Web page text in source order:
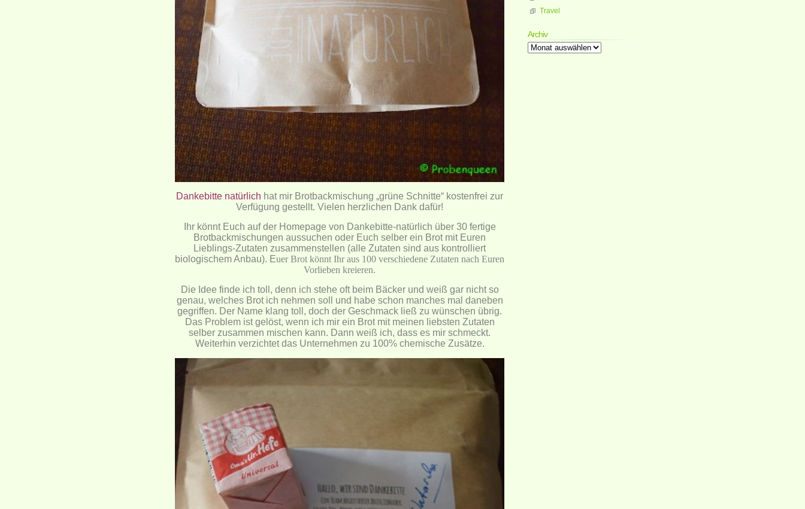
Dankebitte natürlich hat mir Brotbackmischung „grüne Schnitte“ kostenfrei zur
Verfügung gestellt. Vielen herzlichen Dank dafür!
Ihr könnt Euch auf der Homepage von Dankebitte-natürlich über 30 fertige
Brotbackmischungen aussuchen oder Euch selber ein Brot mit Euren
Lieblings-Zutaten zusammenstellen (alle Zutaten sind aus kontrolliert
biologischem Anbau). Euer Brot könnt Ihr aus 100 verschiedene Zutaten nach Euren
Vorlieben kreieren.
Die Idee finde ich toll, denn ich stehe oft beim Bäcker und weiß gar nicht so
genau, welches Brot ich nehmen soll und habe schon manches mal daneben
gegriffen. Der Name klang toll, doch der Geschmack ließ zu wünschen übrig.
Das Problem ist gelöst, wenn ich mir ein Brot mit meinen liebsten Zutaten
selber zusammen mischen kann. Dann weiß ich, dass es mir schmeckt.
Weiterhin verzichtet das Unternehmen zu 100% chemische Zusätze.
Travel
Archiv
Archiv